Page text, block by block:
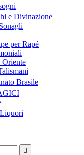
e Divinazione
per Rapé
Brasile
